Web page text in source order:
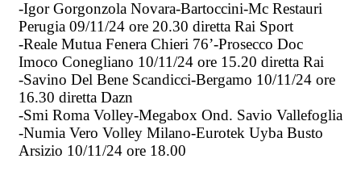
-Igor Gorgonzola Novara-Bartoccini-Mc Restauri
Perugia 09/11/24 ore 20.30 diretta Rai Sport
-Reale Mutua Fenera Chieri 76’-Prosecco Doc
Imoco Conegliano 10/11/24 ore 15.20 diretta Rai
-Savino Del Bene Scandicci-Bergamo 10/11/24 ore
16.30 diretta Dazn
-Smi Roma Volley-Megabox Ond. Savio Vallefoglia
-Numia Vero Volley Milano-Eurotek Uyba Busto
Arsizio 10/11/24 ore 18.00